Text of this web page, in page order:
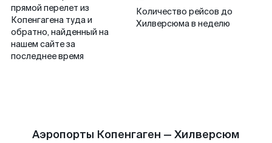
прямой перелет из
Копенгагена туда и
обратно, найденный на
нашем сайте за
последнее время
Количество рейсов до
Хилверсюма в неделю
Аэропорты Копенгаген — Хилверсюм